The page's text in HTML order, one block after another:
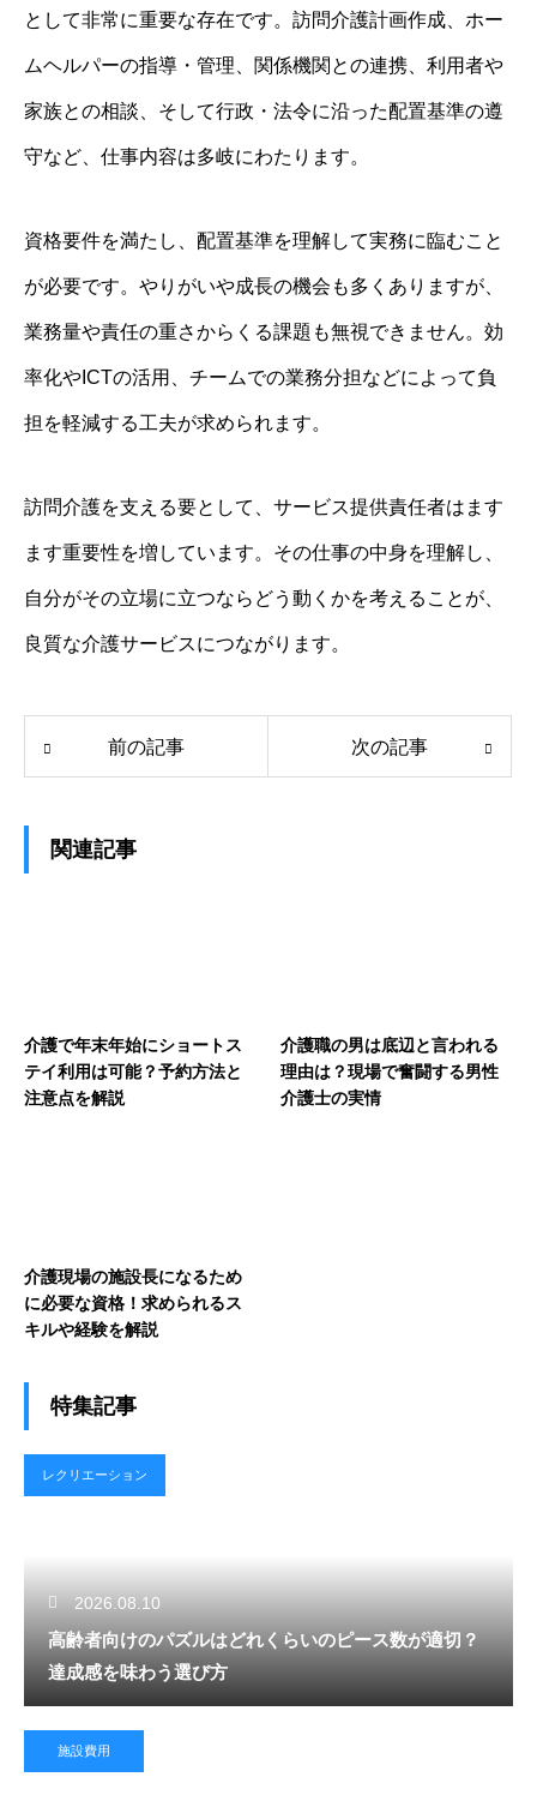
として非常に重要な存在です。訪問介護計画作成、ホー
ムヘルパーの指導・管理、関係機関との連携、利用者や
家族との相談、そして行政・法令に沿った配置基準の遵
守など、仕事内容は多岐にわたります。
資格要件を満たし、配置基準を理解して実務に臨むこと
が必要です。やりがいや成長の機会も多くありますが、
業務量や責任の重さからくる課題も無視できません。効
率化やICTの活用、チームでの業務分担などによって負
担を軽減する工夫が求められます。
訪問介護を支える要として、サービス提供責任者はます
ます重要性を増しています。その仕事の中身を理解し、
自分がその立場に立つならどう動くかを考えることが、
良質な介護サービスにつながります。
前の記事 次の記事
関連記事
介護で年末年始にショートス
テイ利用は可能？予約方法と
注意点を解説
介護職の男は底辺と言われる
理由は？現場で奮闘する男性
介護士の実情
介護現場の施設長になるため
に必要な資格！求められるス
キルや経験を解説
特集記事
レクリエーション
2026.08.10
高齢者向けのパズルはどれくらいのピース数が適切？
達成感を味わう選び方
施設費用